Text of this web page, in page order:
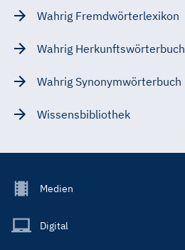
Wahrig Fremdwörterlexikon
Wahrig Herkunftswörterbuch
Wahrig Synonymwörterbuch
Wissensbibliothek
Footer
Main
Medien
Digital